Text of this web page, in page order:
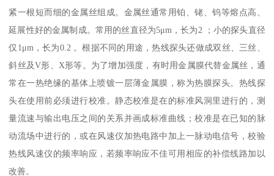
紧一根短而细的金属丝组成。金属丝通常用铂、铑、钨等熔点高、
延展性好的金属制成。常用的丝直径为5μm，长为2 ；小的探头直径
仅1μm，长为0.2 。根据不同的用途，热线探头还做成双丝、三丝、
斜丝及V形、X形等。为了增加强度，有时用金属膜代替金属丝，通
常在一热绝缘的基体上喷镀一层薄金属膜，称为热膜探头。热线探
头在使用前必须进行校准。静态校准是在的标准风洞里进行的，测
量流速与输出电压之间的关系并画成标准曲线；校准是在已知的脉
动流场中进行的，或在风速仪加热电路中加上一脉动电信号，校验
热线风速仪的频率响应，若频率响应不佳可用相应的补偿线路加以
改善。